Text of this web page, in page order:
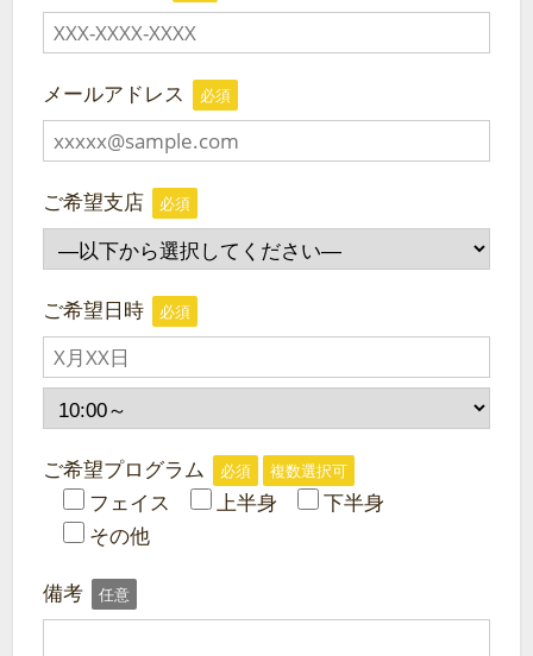
メールアドレス 必須
ご希望支店 必須
ご希望日時 必須
ご希望プログラム 必須 複数選択可
フェイス 上半身
下半身
その他
備考 任意